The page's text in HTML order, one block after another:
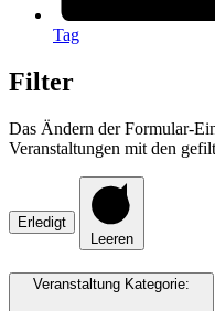
Tag
Filter
Das Ändern der Formular-
Veranstaltungen mit den
Erledigt
Leeren
Veranstaltung Kategorie: